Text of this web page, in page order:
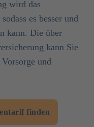
wird das
es besser und
kann. Die über
kann Sie
und
finden